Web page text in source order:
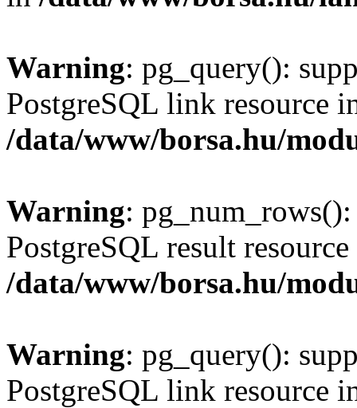
Warning: pg_query():
PostgreSQL link resource
/data/www/borsa.hu/
Warning:
PostgreSQL result
/data/www/borsa.hu/
Warning: pg_query():
PostgreSQL link resource